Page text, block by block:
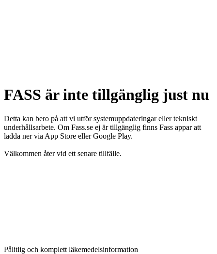
FASS är inte tillgänglig just nu
Detta kan bero på att vi utför systemuppdateringar eller tekniskt
underhållsarbete. Om Fass.se ej är tillgänglig finns Fass appar att
ladda ner via App Store eller Google Play.
Välkommen åter vid ett senare tillfälle.
Pålitlig och komplett läkemedelsinformation